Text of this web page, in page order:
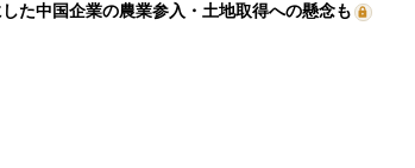
た中国企業の農業参入・土地取得への懸念も